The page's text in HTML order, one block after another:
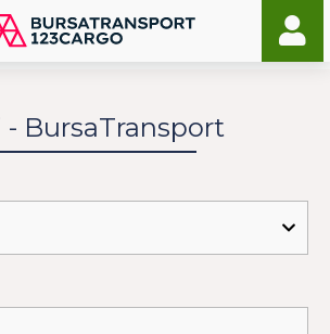
- BursaTransport